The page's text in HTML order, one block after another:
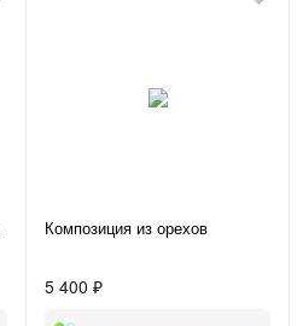
Композиция из орехов
5 400 ₽